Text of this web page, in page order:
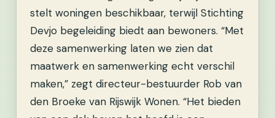
stelt woningen beschikbaar, terwijl Stichting
Devjo begeleiding biedt aan bewoners. “Met
deze samenwerking laten we zien dat
maatwerk en samenwerking echt verschil
maken,” zegt directeur-bestuurder Rob van
den Broeke van Rijswijk Wonen. “Het bieden